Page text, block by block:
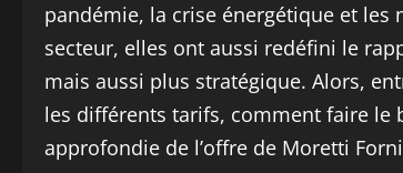
pandémie, la crise énergétique et
secteur, elles ont aussi redéfini le
mais aussi plus stratégique. Alors,
les différents tarifs, comment faire le
approfondie de l’offre de Moretti